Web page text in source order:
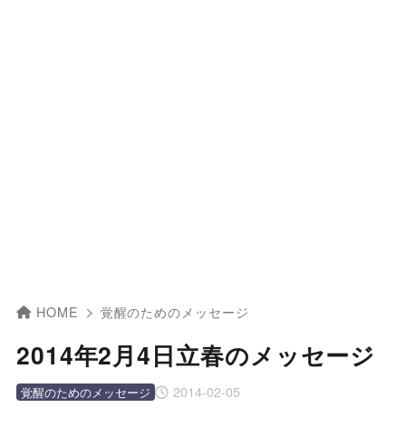
HOME 覚醒のためのメッセージ
2014年2月4日立春のメッセージ
2014-02-05
覚醒のためのメッセージ